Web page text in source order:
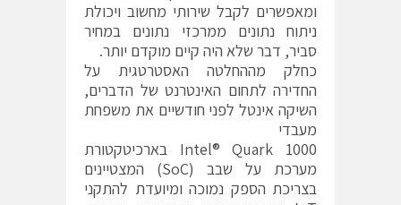
ומאפשרים לקבל שירותי מחשוב ויכולת
ניתוח נתונים ממרכזי נתונים במחיר
סביר, דבר שלא היה קיים מוקדם יותר.
כחלק מההחלטה האסטרטגית על
החדירה לתחום האינטרנט של הדברים,
השיקה אינטל לפני חודשיים את משפחת
מעבדי
1000 Intel® Quark בארכיטקטורת
מערכת על שבב (SoC) המצטיינים
בצריכת הספק נמוכה ומיועדת להתקני